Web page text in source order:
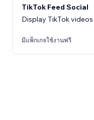
TikTok Feed Social
Display TikTok
มีแพ็กเกจใช้งานฟรี